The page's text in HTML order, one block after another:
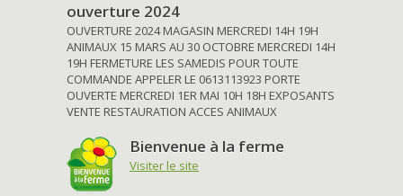
ouverture 2024
OUVERTURE 2024 MAGASIN MERCREDI 14H 19H
ANIMAUX 15 MARS AU 30 OCTOBRE MERCREDI 14H
19H FERMETURE LES SAMEDIS POUR TOUTE
COMMANDE APPELER LE 0613113923 PORTE
OUVERTE MERCREDI 1ER MAI 10H 18H EXPOSANTS
VENTE RESTAURATION ACCES ANIMAUX
Bienvenue à la ferme
Visiter le site